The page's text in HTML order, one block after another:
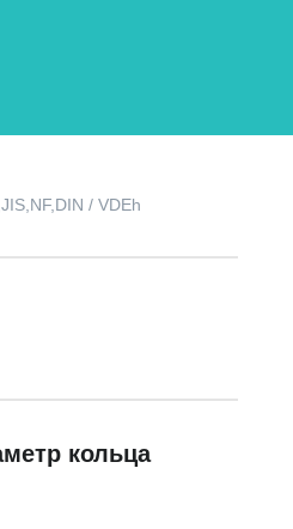
/ VDEh
кольца